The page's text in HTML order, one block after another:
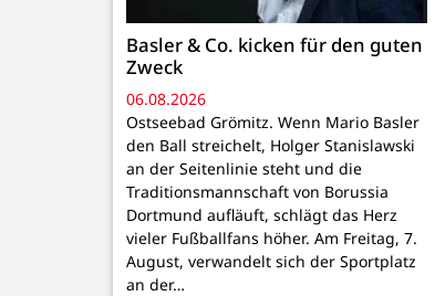
Basler & Co. kicken für den guten
Zweck
06.08.2026
Ostseebad Grömitz. Wenn Mario Basler
den Ball streichelt, Holger Stanislawski
an der Seitenlinie steht und die
Traditionsmannschaft von Borussia
Dortmund aufläuft, schlägt das Herz
vieler Fußballfans höher. Am Freitag, 7.
August, verwandelt sich der Sportplatz
an der…